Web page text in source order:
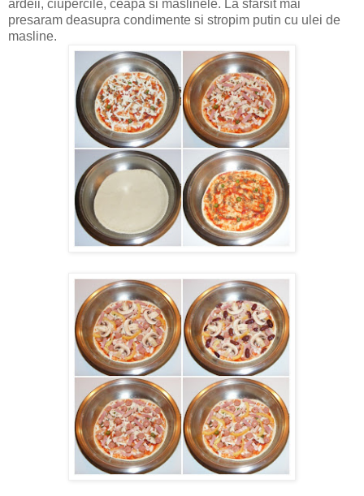
ardeii, ciupercile, ceapa si maslinele. La sfarsit mai
presaram deasupra condimente si stropim putin cu ulei de
masline.